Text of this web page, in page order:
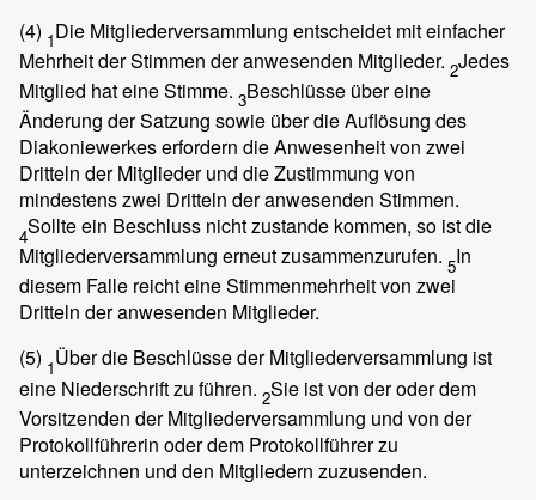
(4) 1Die Mitgliederversammlung entscheidet mit einfacher
Mehrheit der Stimmen der anwesenden Mitglieder. 2Jedes
Mitglied hat eine Stimme. 3Beschlüsse über eine
Änderung der Satzung sowie über die Auflösung des
Diakoniewerkes erfordern die Anwesenheit von zwei
Dritteln der Mitglieder und die Zustimmung von
mindestens zwei Dritteln der anwesenden Stimmen.
4Sollte ein Beschluss nicht zustande kommen, so ist die
Mitgliederversammlung erneut zusammenzurufen. 5In
diesem Falle reicht eine Stimmenmehrheit von zwei
Dritteln der anwesenden Mitglieder.
(5) 1Über die Beschlüsse der Mitgliederversammlung ist
eine Niederschrift zu führen. 2Sie ist von der oder dem
Vorsitzenden der Mitgliederversammlung und von der
Protokollführerin oder dem Protokollführer zu
unterzeichnen und den Mitgliedern zuzusenden.